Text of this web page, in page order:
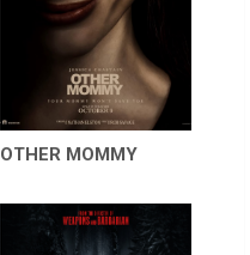
OTHER MOMMY